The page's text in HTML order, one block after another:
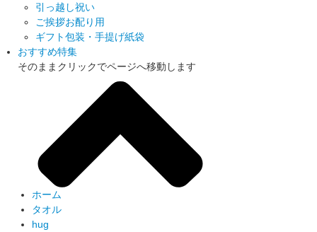
引っ越し祝い
ご挨拶お配り用
ギフト包装・手提げ紙袋
おすすめ特集
そのままクリックでページへ移動します
ホーム
タオル
hug